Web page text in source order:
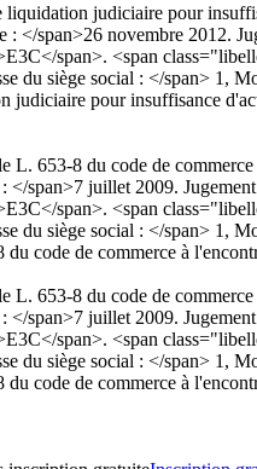
liquidation judiciaire pour
span>26 novembre 2012.
span>. <span
du siège social : </span> 1,
judiciaire pour insuffisance
L. 653-8 du code de
span>7 juillet 2009.
span>. <span
du siège social : </span> 1,
code de commerce à
L. 653-8 du code de
span>7 juillet 2009.
span>. <span
du siège social : </span> 1,
code de commerce à